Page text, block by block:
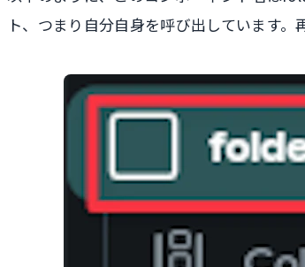
ト、つまり自分自身を呼び出しています。